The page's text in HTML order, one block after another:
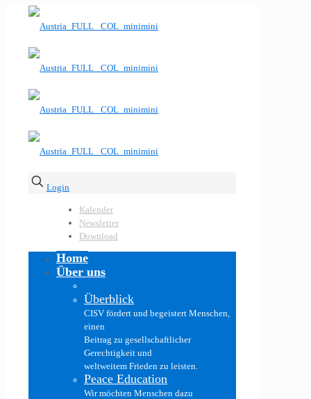
Login
Kalender
Newsletter
Download
Home
Über uns
Überblick
CISV fördert und begeistert Menschen,
einen
Beitrag zu gesellschaftlicher
Gerechtigkeit und
weltweitem Frieden zu leisten.
Peace Education
Wir möchten Menschen dazu